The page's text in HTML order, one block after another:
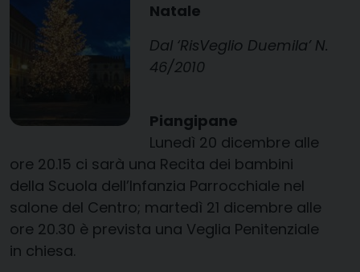
Natale
Dal ‘RisVeglio Duemila’ N.
46/2010
Piangipane
Lunedì 20 dicembre alle
ore 20.15 ci sarà una Recita dei bambini
della Scuola dell’Infanzia Parrocchiale nel
salone del Centro; martedì 21 dicembre alle
ore 20.30 è prevista una Veglia Penitenziale
in chiesa.